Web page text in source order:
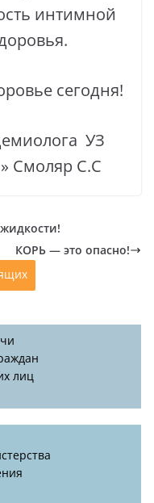
интимной
сегодня!
УЗ
Смоляр С.С
КОРЬ — это опасно!
лиц